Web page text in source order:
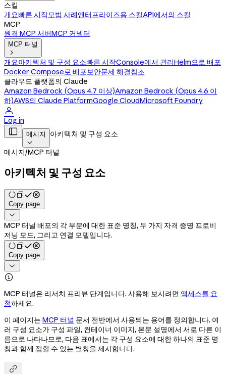
스킬
개요빠른 시작모범 사례엔터프라이즈용 스킬API에서의 스킬
MCP
원격 MCP 서버MCP 커넥터
MCP 터널

개요아키텍처 및 구성 요소빠른 시작Console에서 관리Helm으로 배포
Docker Compose로 배포보안문제 해결참조
클라우드 플랫폼의 Claude
Amazon Bedrock (Opus 4.7 이상)Amazon Bedrock (Opus 4.6 이
하)AWS의 Claude PlatformGoogle CloudMicrosoft Foundry

Log in
 메시지

아키텍처 및 구성 요소
메시지/MCP 터널
아키텍처 및 구성 요소
Copy page

MCP 터널 배포의 각 부분에 대한 표준 명칭, 두 가지 자격 증명 프로비
저닝 모드, 그리고 연결 모델입니다.
Copy page


MCP 터널은 리서치 프리뷰 단계입니다. 사용해 보시려면 액세스를 요
청하세요.
이 페이지는 MCP 터널 문서 전반에서 사용되는 용어를 정의합니다. 여
러 구성 요소가 구성 파일, 컨테이너 이미지, 본문 설명에서 서로 다른 이
름으로 나타나므로, 다음 표에서는 각 구성 요소에 대한 하나의 표준 명
칭과 함께 접할 수 있는 별칭을 제시합니다.
